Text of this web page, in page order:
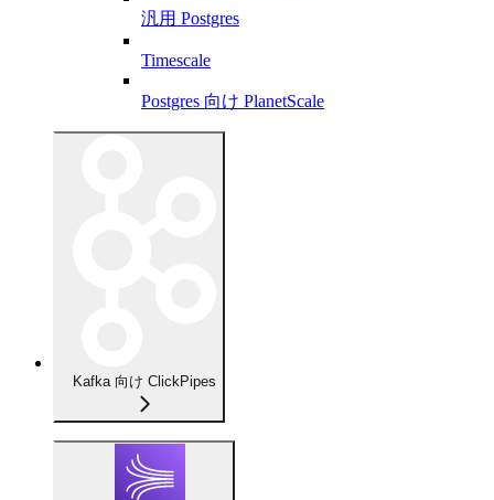
汎用 Postgres
Timescale
Postgres 向け PlanetScale
Kafka 向け ClickPipes